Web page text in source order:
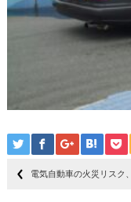
電気自動車の火災リスク